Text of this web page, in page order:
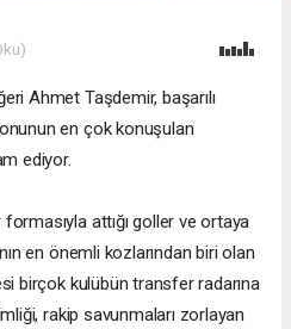
Ahmet Taşdemir, başarılı
en çok konuşulan
ediyor.
attığı goller ve ortaya
en önemli kozlarından biri olan
birçok kulübün transfer radarına
rakip savunmaları zorlayan